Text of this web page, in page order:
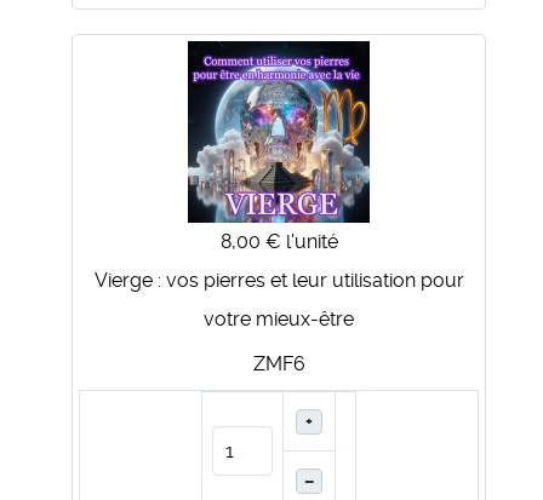
8,00 € l'unité
Vierge : vos pierres et leur utilisation pour
votre mieux-être
ZMF6
+
–